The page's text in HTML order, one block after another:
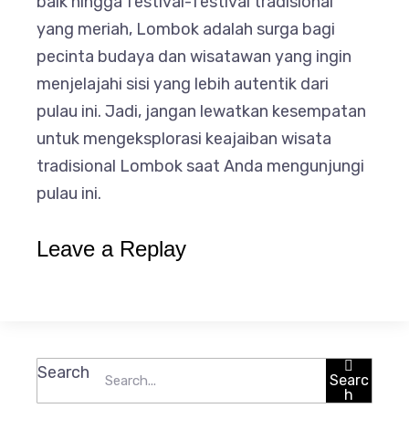
yang meriah, Lombok adalah surga bagi
pecinta budaya dan wisatawan yang ingin
menjelajahi sisi yang lebih autentik dari
pulau ini. Jadi, jangan lewatkan kesempatan
untuk mengeksplorasi keajaiban wisata
tradisional Lombok saat Anda mengunjungi
pulau ini.
Leave a Replay
Search
Searc
h